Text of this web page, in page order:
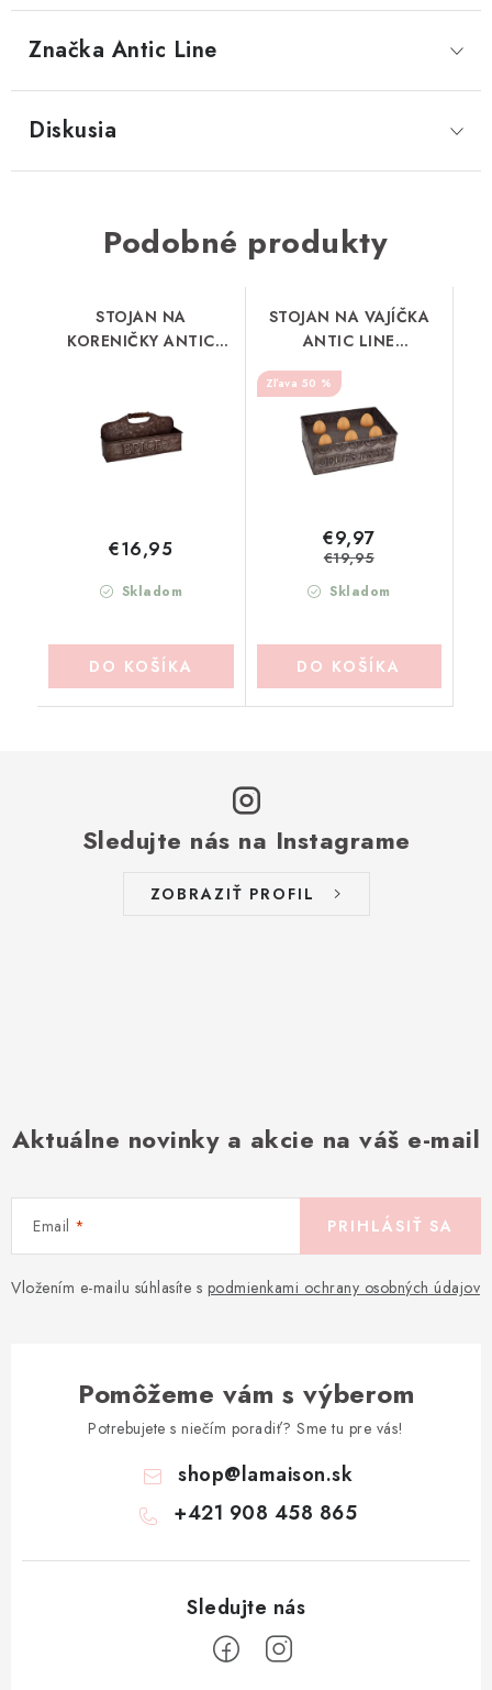
Značka Antic Line
Diskusia
Podobné produkty
STOJAN NA
KORENIČKY ANTIC
Skladom
€16,95
DO KOŠÍKA
STOJAN NA VAJÍČKA
ANTIC LINE
(SEB17607)
50 %
Skladom
€9,97
€19,95
DO KOŠÍKA
Sledujte nás na Instagrame
ZOBRAZIŤ PROFIL
Aktuálne novinky a akcie na váš e-mail
Email
Vložením e-mailu súhlasíte s podmienkami ochrany osobných údajov
PRIHLÁSIŤ SA
Pomôžeme vám s výberom
Potrebujete s niečím poradiť? Sme tu pre vás!
shop@lamaison.sk
+421 908 458 865